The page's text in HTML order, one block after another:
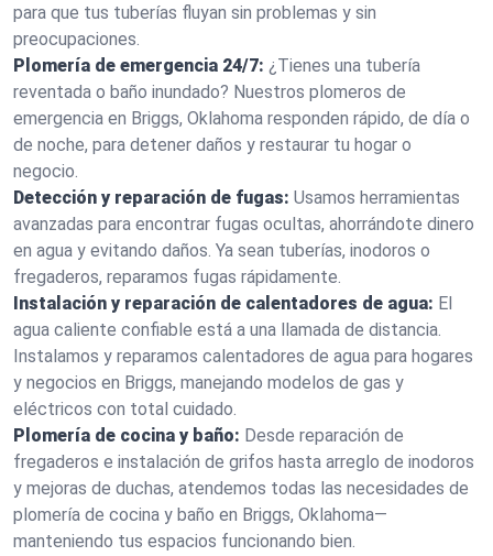
para que tus tuberías fluyan sin problemas y sin
preocupaciones.
Plomería de emergencia 24/7: ¿Tienes una tubería
reventada o baño inundado? Nuestros plomeros de
emergencia en Briggs, Oklahoma responden rápido, de día o
de noche, para detener daños y restaurar tu hogar o
negocio.
Detección y reparación de fugas: Usamos herramientas
avanzadas para encontrar fugas ocultas, ahorrándote dinero
en agua y evitando daños. Ya sean tuberías, inodoros o
fregaderos, reparamos fugas rápidamente.
Instalación y reparación de calentadores de agua: El
agua caliente confiable está a una llamada de distancia.
Instalamos y reparamos calentadores de agua para hogares
y negocios en Briggs, manejando modelos de gas y
eléctricos con total cuidado.
Plomería de cocina y baño: Desde reparación de
fregaderos e instalación de grifos hasta arreglo de inodoros
y mejoras de duchas, atendemos todas las necesidades de
plomería de cocina y baño en Briggs, Oklahoma—
manteniendo tus espacios funcionando bien.